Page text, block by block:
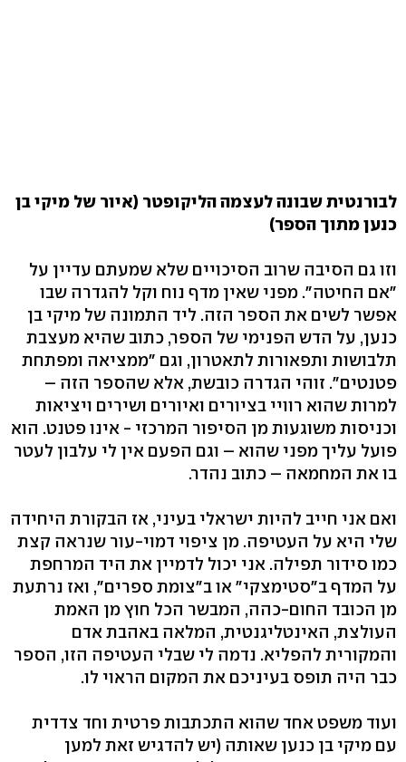
לבורנטית שבונה לעצמה הליקופטר (איור של מיקי בן
כנען מתוך הספר)
וזו גם הסיבה שרוב הסיכויים שלא שמעתם עדיין על
"אם החיטה". מפני שאין מדף נוח וקל להגדרה שבו
אפשר לשים את הספר הזה. ליד התמונה של מיקי בן
כנען, על הדש הפנימי של הספר, כתוב שהיא מעצבת
תלבושות ותפאורות לתאטרון, וגם "ממציאה ומפתחת
פטנטים". זוהי הגדרה כובשת, אלא שהספר הזה –
למרות שהוא רוויי בציורים ואיורים ושירים ויציאות
וכניסות משוגעות מן הסיפור המרכזי - אינו פטנט. הוא
פועל עליך מפני שהוא – וגם הפעם אין לי עלבון לעטר
בו את המחמאה – כתוב נהדר.
ואם אני חייב להיות ישראלי בעיני, אז הבקורת היחידה
שלי היא על העטיפה. מן ציפוי דמוי-עור שנראה קצת
כמו סידור תפילה. אני יכול לדמיין את היד המרחפת
על המדף ב"סטימצקי" או ב"צומת ספרים", ואז נרתעת
מן הכובד החום-כהה, המבשר הכל חוץ מן האמת
העולצת, האינטליגנטית, המלאה באהבת אדם
והמקורית להפליא. נדמה לי שבלי העטיפה הזו, הספר
כבר היה תופס בעיניכם את המקום הראוי לו.
ועוד משפט אחד שהוא התכתבות פרטית וחד צדדית
עם מיקי בן כנען שאותה (יש להדגיש זאת למען